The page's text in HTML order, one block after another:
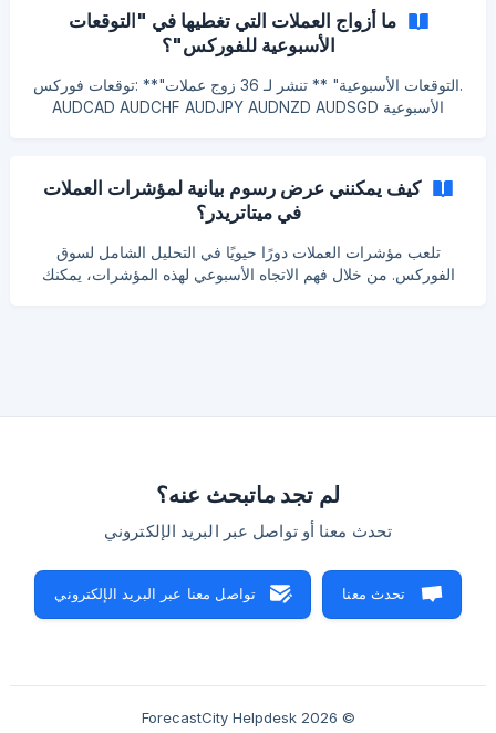
(https://www.forecastcity.com/en/forecasts/Forex/weekly#
qt-tabbed_weekly_forecasts-ui-tabs2)
ما أزواج العملات التي تغطيها في "التوقعات
الأسبوعية للفوركس"؟
.التوقعات الأسبوعية" ** تنشر لـ 36 زوج عملات"** :توقعات فوركس
الأسبوعية AUDCAD AUDCHF AUDJPY AUDNZD AUDSGD
GBPSGD NZDCAD NZDCAD NZDCHF NZDJPY NZDSGD
NZDUSD SGDJPY USDCAD USDCHF USDJPY USDSGD
https://www.forecastcity.com/en/forecasts/Forex/weekly
كيف يمكنني عرض رسوم بيانية لمؤشرات العملات
في ميتاتريدر؟
تلعب مؤشرات العملات دورًا حيويًا في التحليل الشامل لسوق
الفوركس. من خلال فهم الاتجاه الأسبوعي لهذه المؤشرات، يمكنك
لم تجد ماتبحث عنه؟
تحدث معنا أو تواصل عبر البريد الإلكتروني
تحدث معنا تواصل معنا عبر البريد الإلكتروني
© 2026 ForecastCity Helpdesk